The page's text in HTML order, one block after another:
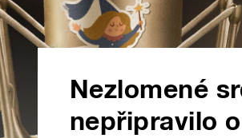
Nezlomené
nepřipravilo